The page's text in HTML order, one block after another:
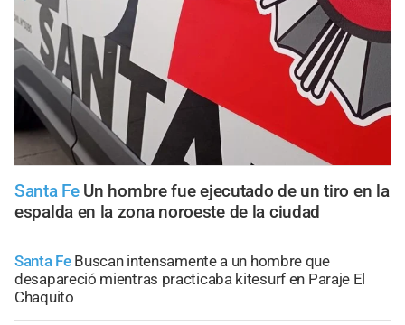
Santa Fe Un hombre fue ejecutado de un tiro en la
espalda en la zona noroeste de la ciudad
Santa Fe Buscan intensamente a un hombre que
desapareció mientras practicaba kitesurf en Paraje El
Chaquito